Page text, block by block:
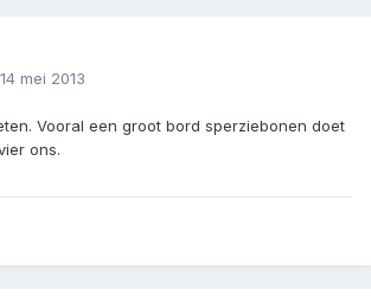
14 mei 2013
Vooral een groot bord sperziebonen doet
ons.